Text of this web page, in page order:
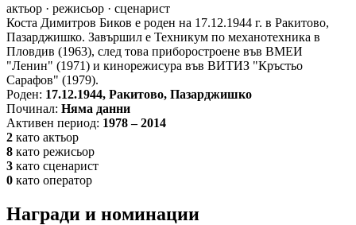
актьор · режисьор · сценарист
Коста Димитров Биков е роден на 17.12.1944 г. в Ракитово,
Пазарджишко. Завършил е Техникум по механотехника в
Пловдив (1963), след това приборостроене във ВМЕИ
"Ленин" (1971) и кинорежисура във ВИТИЗ "Кръстьо
Сарафов" (1979).
Роден: 17.12.1944, Ракитово, Пазарджишко
Починал: Няма данни
Активен период: 1978 – 2014
2 като актьор
8 като режисьор
3 като сценарист
0 като оператор
Награди и номинации